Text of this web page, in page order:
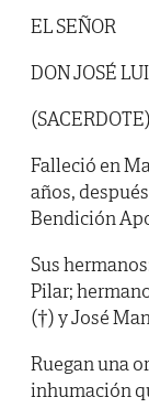
EL SEÑOR
DON JOSÉ
(SACERDOTE)
Falleció en
años,
Bendición
Sus
Pilar;
(†) y José
Ruegan una
inhumación